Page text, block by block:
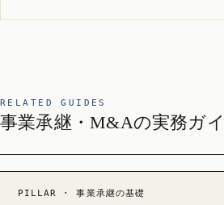
RELATED GUIDES
事業承継・M&Aの実務ガ
PILLAR · 事業承継の基礎